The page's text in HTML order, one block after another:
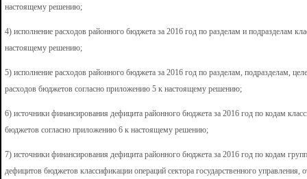
настоящему решению;
4) исполнение расходов районного бюджета за 2016 год по разделам и подразделам
настоящему решению;
5) исполнение расходов районного бюджета за 2016 год по разделам, подразделам,
расходов бюджетов согласно приложению 5 к настоящему решению;
6) источники финансирования дефицита районного бюджета за 2016 год по кодам
бюджетов согласно приложению 6 к настоящему решению;
7) источники финансирования дефицита районного бюджета за 2016 год по кодам
дефицитов бюджетов классификации операций сектора государственного